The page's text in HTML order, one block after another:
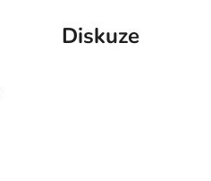
Diskuze